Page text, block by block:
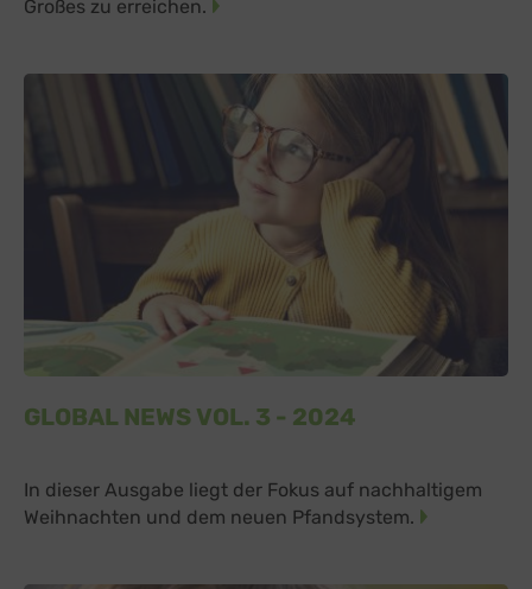
Großes zu erreichen.
GLOBAL NEWS VOL. 3 - 2024
In dieser Ausgabe liegt der Fokus auf nachhaltigem
Weihnachten und dem neuen Pfandsystem.
Google Ireland Limited, Irland